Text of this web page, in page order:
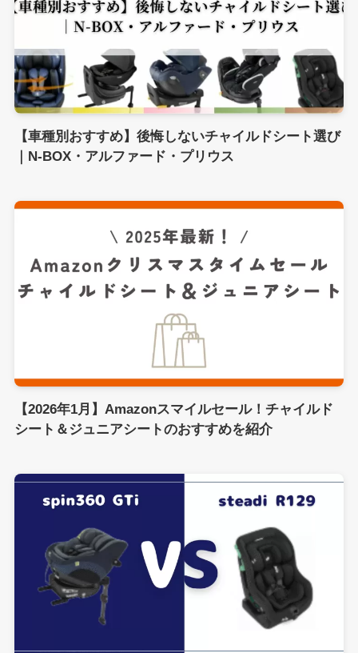
【車種別おすすめ】後悔しないチャイルドシート選び
｜N-BOX・アルファード・プリウス
【2026年1月】Amazonスマイルセール！チャイルド
シート＆ジュニアシートのおすすめを紹介